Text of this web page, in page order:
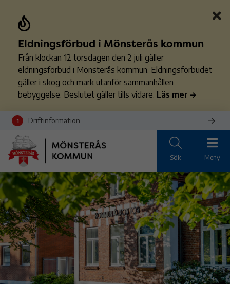
Eldningsförbud i Mönsterås kommun
Från klockan 12 torsdagen den 2 juli gäller
eldningsförbud i Mönsterås kommun. Eldningsförbudet
gäller i skog och mark utanför sammanhållen
bebyggelse. Beslutet gäller tills vidare. Läs mer
1 Driftinformation
Sök Meny